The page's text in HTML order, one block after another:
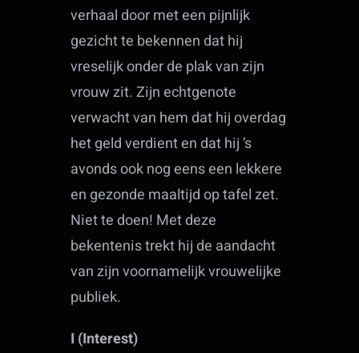
verhaal door met een pijnlijk
gezicht te bekennen dat hij
vreselijk onder de plak van zijn
vrouw zit. Zijn echtgenote
verwacht van hem dat hij overdag
het geld verdient en dat hij ’s
avonds ook nog eens een lekkere
en gezonde maaltijd op tafel zet.
Niet te doen! Met deze
bekentenis trekt hij de aandacht
van zijn voornamelijk vrouwelijke
publiek.
I (Interest)